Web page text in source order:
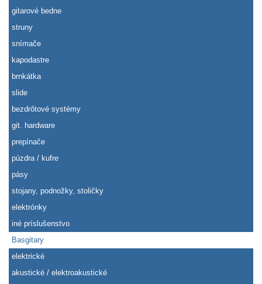
gitarové bedne
struny
snímače
kapodastre
brnkátka
slide
bezdrôtové systémy
git. hardware
prepínače
púzdra / kufre
pásy
stojany, podnožky, stoličky
elektrónky
iné príslušenstvo
Basgitary
elektrické
akustické / elektroakustické